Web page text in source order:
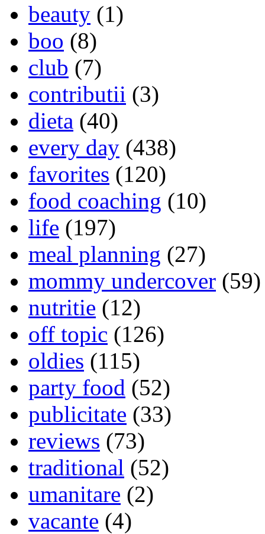
beauty (1)
boo (8)
club (7)
contributii (3)
dieta (40)
every day (438)
favorites (120)
food coaching (10)
life (197)
meal planning (27)
mommy undercover (59)
nutritie (12)
off topic (126)
oldies (115)
party food (52)
publicitate (33)
reviews (73)
traditional (52)
umanitare (2)
vacante (4)